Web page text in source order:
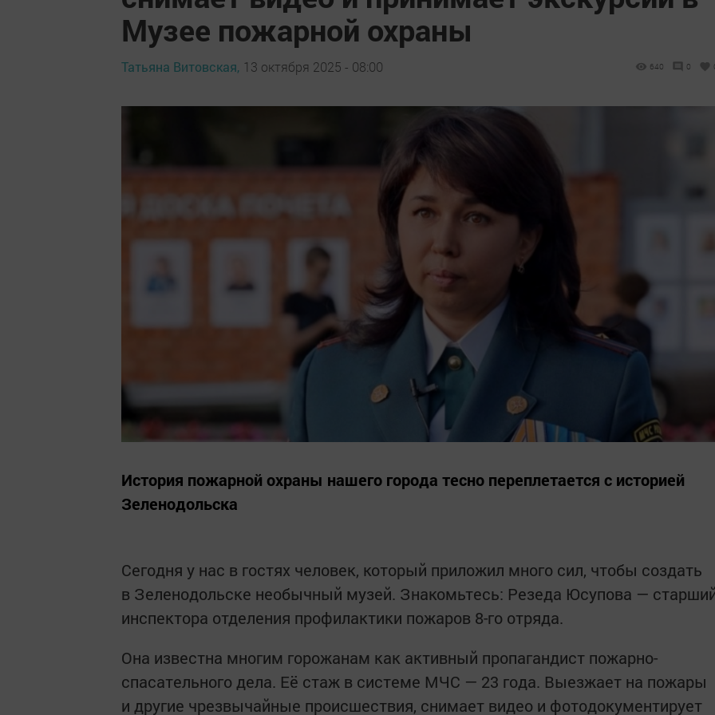
Музее пожарной охраны
Татьяна Витовская, 13 октября 2025 - 08:00 640 0
История пожарной охраны нашего города тесно переплетается с историей
Зеленодольска
Сегодня у нас в гостях человек, который приложил много сил, чтобы создать
в Зеленодольске необычный музей. Знакомьтесь: Резеда Юсупова —
инспектора отделения профилактики пожаров 8-го отряда.
Она известна многим горожанам как активный пропагандист пожарно-
спасательного дела. Её стаж в системе МЧС — 23 года. Выезжает на пожары
и другие чрезвычайные происшествия, снимает видео и фотодокументирует